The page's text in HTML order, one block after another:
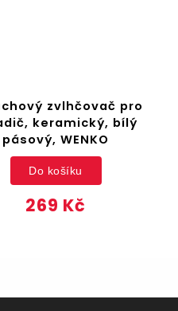
na oblečení-
na odstraňování
žmolků
389 Kč
Do košíku